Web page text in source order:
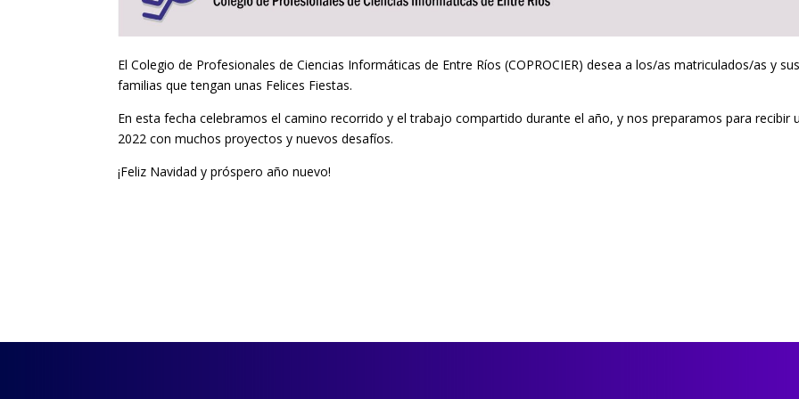
El Colegio de Profesionales de Ciencias Informáticas de Entre Ríos (COPROCIER) desea a los/as matriculados/as y sus
familias que tengan unas Felices Fiestas.
En esta fecha celebramos el camino recorrido y el trabajo compartido durante el año, y nos preparamos para recibir
2022 con muchos proyectos y nuevos desafíos.
¡Feliz Navidad y próspero año nuevo!